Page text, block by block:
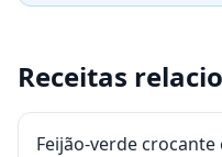
Receitas
Feijão-verde